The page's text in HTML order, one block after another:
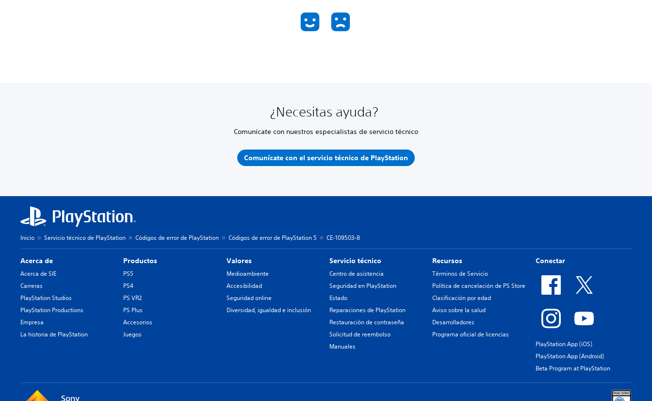
¿Necesitas ayuda?
Comunícate con nuestros especialistas de servicio técnico
Comunícate con el servicio técnico de PlayStation
Inicio Servicio técnico de PlayStation Códigos de error de PlayStation Códigos de error de PlayStation 5 CE-109503-8
Acerca de
Acerca de SIE
Carreras
PlayStation Studios
PlayStation Productions
Empresa
La historia de PlayStation
Productos
PS5
PS4
PS VR2
PS Plus
Accesorios
Juegos
Valores
Medioambiente
Accesibilidad
Seguridad online
Diversidad, igualdad e inclusión
Servicio técnico
Centro de asistencia
Seguridad en PlayStation
Estado
Reparaciones de PlayStation
Restauración de contraseña
Solicitud de reembolso
Manuales
Recursos
Términos de Servicio
Política de cancelación de PS Store
Clasificación por edad
Aviso sobre la salud
Desarrolladores
Programa oficial de licencias
Conectar
PlayStation App (iOS)
PlayStation App (Android)
Beta Program at PlayStation